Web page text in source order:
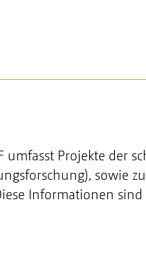
umfasst Projekte der
sowie
Informationen